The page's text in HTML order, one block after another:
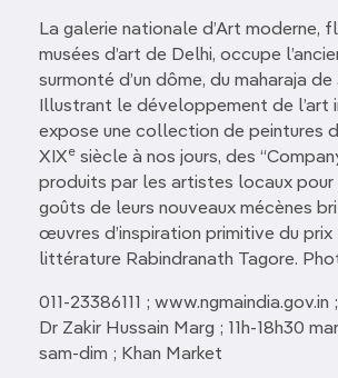
La galerie nationale d’Art moderne,
musées d’art de Delhi, occupe
surmonté d’un dôme, du maharaja de
Illustrant le développement de l’art
expose une collection de peintures
XIXe siècle à nos jours, des
produits par les artistes locaux pour
goûts de leurs nouveaux mécènes
œuvres d’inspiration primitive du
littérature Rabindranath Tagore.
011-23386111 ; www.ngmaindia.gov.in
Dr Zakir Hussain Marg ; 11h-18h30
sam-dim ; Khan Market